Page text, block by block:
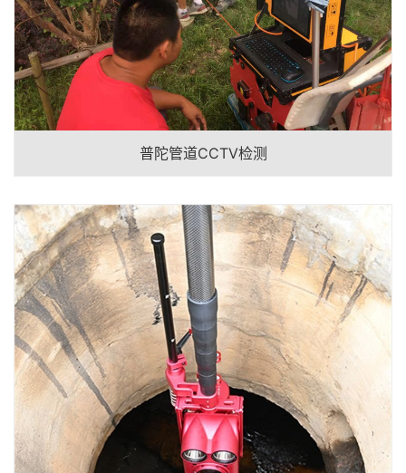
普陀管道CCTV检测